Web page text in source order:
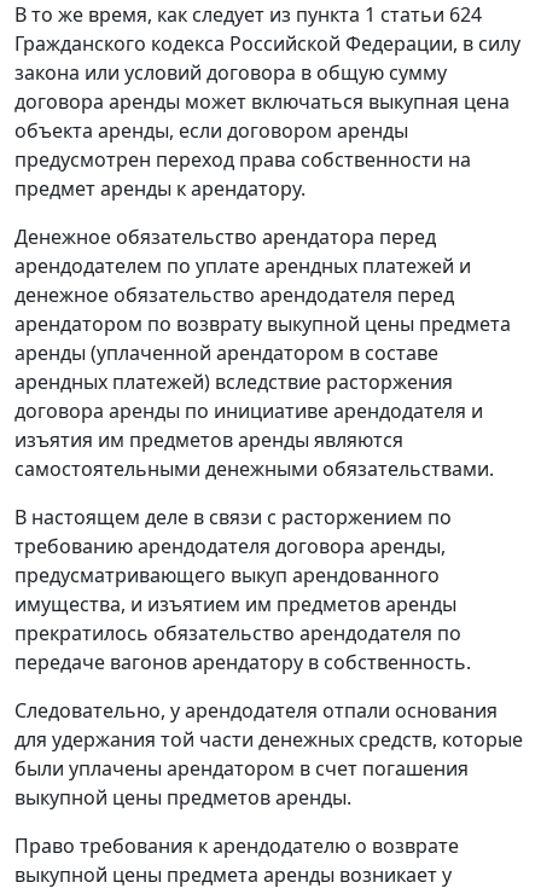
В то же время, как следует из пункта 1 статьи 624
Гражданского кодекса Российской Федерации, в силу
закона или условий договора в общую сумму
договора аренды может включаться выкупная цена
объекта аренды, если договором аренды
предусмотрен переход права собственности на
предмет аренды к арендатору.
Денежное обязательство арендатора перед
арендодателем по уплате арендных платежей и
денежное обязательство арендодателя перед
арендатором по возврату выкупной цены предмета
аренды (уплаченной арендатором в составе
арендных платежей) вследствие расторжения
договора аренды по инициативе арендодателя и
изъятия им предметов аренды являются
самостоятельными денежными обязательствами.
В настоящем деле в связи с расторжением по
требованию арендодателя договора аренды,
предусматривающего выкуп арендованного
имущества, и изъятием им предметов аренды
прекратилось обязательство арендодателя по
передаче вагонов арендатору в собственность.
Следовательно, у арендодателя отпали основания
для удержания той части денежных средств, которые
были уплачены арендатором в счет погашения
выкупной цены предметов аренды.
Право требования к арендодателю о возврате
выкупной цены предмета аренды возникает у